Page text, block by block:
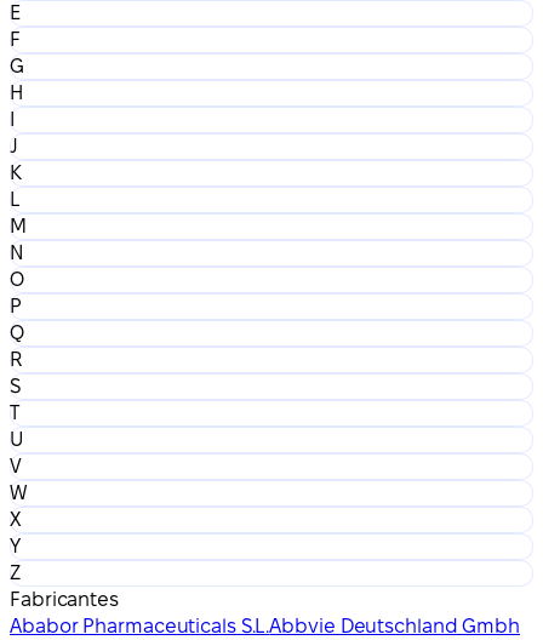
E
F
G
H
I
J
K
L
M
N
O
P
Q
R
S
T
U
V
W
X
Y
Z
Fabricantes
Ababor Pharmaceuticals S.L.Abbvie Deutschland Gmbh